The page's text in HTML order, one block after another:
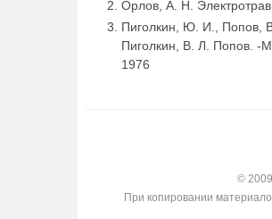
Орлов, А. Н.
Пиголкин, Ю. И., Попов,
Пиголкин, В. Л. Попов.
1976
©
При копировании